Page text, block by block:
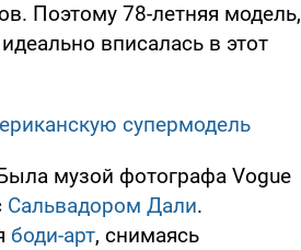
Поэтому 78-летняя модель,
вписалась в этот
супермодель
музой фотографа Vogue
Сальвадором Дали.
боди-арт, снимаясь